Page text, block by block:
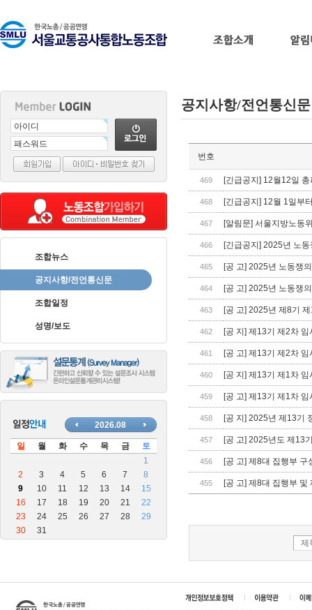
조합뉴스
공지사항/전언통신문
조합일정
성명/보도
공지사항/전언통신문
사
장
나
마
그
번호
469 [긴급공지] 12월12일
468 [긴급공지] 12월 1일부
467 [알림문] 서울지방노동
466 [긴급공지] 2025년 노
465 [공 고] 2025년 노동쟁
464 [공 고] 2025년 노동쟁
463 [공 고] 2025년 제8기
462 [공 지] 제13기 제2차
461 [공 고] 제13기 제2차
460 [공 지] 제13기 제1차
459 [공 고] 제13기 제1차
458 [공 지] 2025년 제13기
457 [공 고] 2025년도 제13
456 [공 고] 제8대 집행부
455 [공 고] 제8대 집행부
제